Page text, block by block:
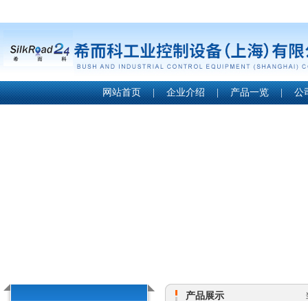
网站首页 | 企业介绍 | 产品一览 | 公
产品展示